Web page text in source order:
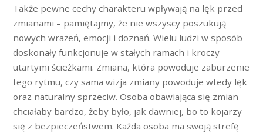
Także pewne cechy charakteru wpływają na lęk przed
zmianami – pamiętajmy, że nie wszyscy poszukują
nowych wrażeń, emocji i doznań. Wielu ludzi w sposób
doskonały funkcjonuje w stałych ramach i kroczy
utartymi ścieżkami. Zmiana, która powoduje zaburzenie
tego rytmu, czy sama wizja zmiany powoduje wtedy lęk
oraz naturalny sprzeciw. Osoba obawiająca się zmian
chciałaby bardzo, żeby było, jak dawniej, bo to kojarzy
się z bezpieczeństwem. Każda osoba ma swoją strefę